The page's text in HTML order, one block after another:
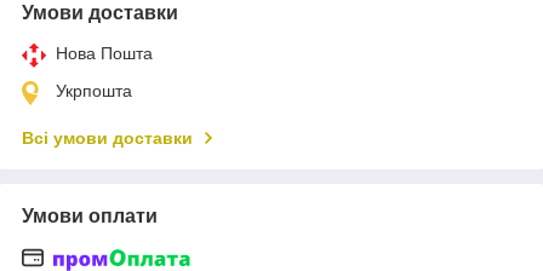
Умови доставки
Нова Пошта
Укрпошта
Всі умови доставки
Умови оплати